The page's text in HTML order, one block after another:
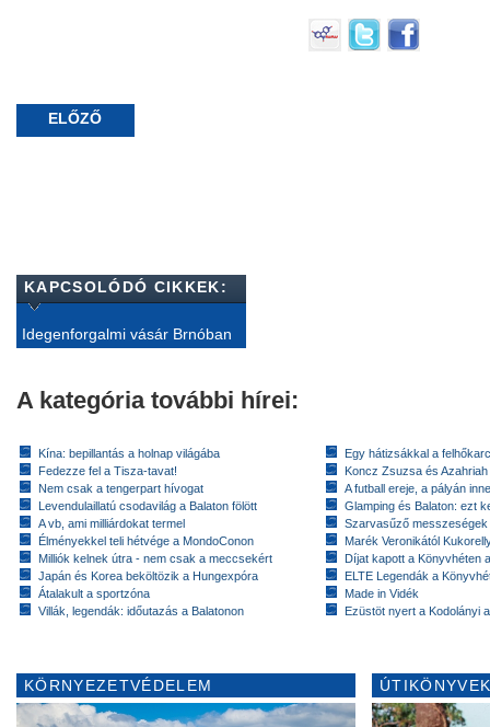
ELŐZŐ
KAPCSOLÓDÓ CIKKEK:
Idegenforgalmi vásár Brnóban
A kategória további hírei:
Kína: bepillantás a holnap világába
Fedezze fel a Tisza-tavat!
Nem csak a tengerpart hívogat
Levendulaillatú csodavilág a Balaton fölött
A vb, ami milliárdokat termel
Élményekkel teli hétvége a MondoConon
Milliók kelnek útra - nem csak a meccsekért
Japán és Korea beköltözik a Hungexpóra
Átalakult a sportzóna
Villák, legendák: időutazás a Balatonon
Egy hátizsákkal a
Koncz Zsuzsa és
A futball ereje, a pályán
Glamping és Balaton: ezt
Szarvasűző messzeségek
Marék Veronikától
Díjat kapott a Könyvhéten
ELTE Legendák a
Made in Vidék
Ezüstöt nyert a Kodolányi
KÖRNYEZETVÉDELEM